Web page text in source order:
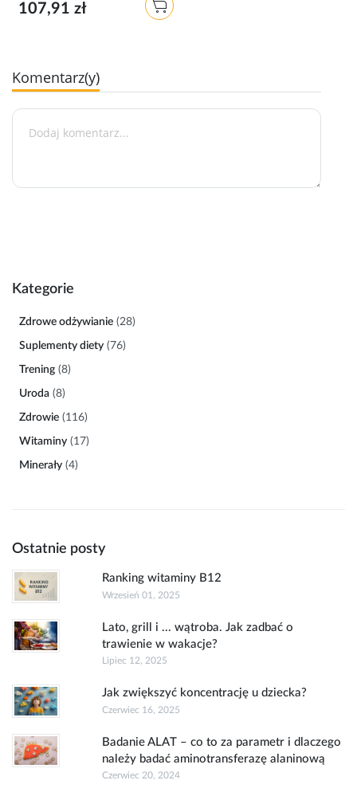
107,91 zł
Komentarz(y)
Kategorie
Zdrowe odżywianie (28)
Suplementy diety (76)
Trening (8)
Uroda (8)
Zdrowie (116)
Witaminy (17)
Minerały (4)
Ostatnie posty
Ranking witaminy B12
Wrzesień 01, 2025
Lato, grill i ... wątroba. Jak zadbać o
trawienie w wakacje?
Lipiec 12, 2025
Jak zwiększyć koncentrację u dziecka?
Czerwiec 16, 2025
Badanie ALAT – co to za parametr i dlaczego
należy badać aminotransferazę alaninową
Czerwiec 20, 2024